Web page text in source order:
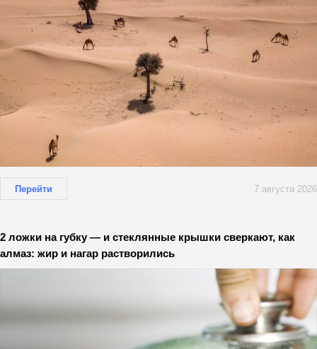
Перейти 7 августа 2026
2 ложки на губку — и стеклянные крышки сверкают, как
алмаз: жир и нагар растворились